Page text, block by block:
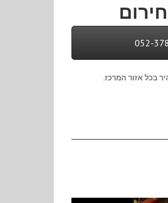
בכל אזור המרכז.